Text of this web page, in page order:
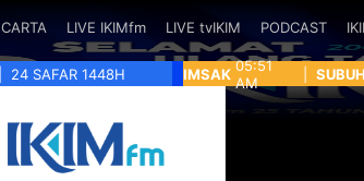
CARTA LIVE IKIMfm LIVE tvIKIM PODCAST
24 SAFAR 1448H IMSAK 05:51
AM
SUBUH